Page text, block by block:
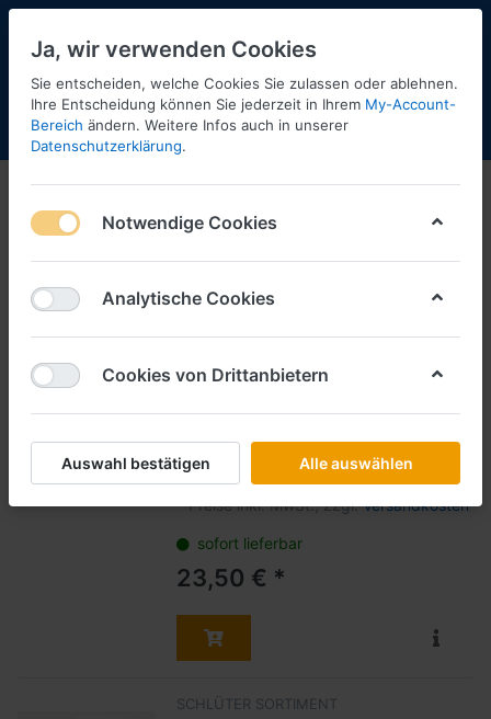
Menü Anmelden Shopaktualisierung
Scania
1-12 von 31
Filtern Sortieren
SCHLÜTER SORTIMENT
H053594004)
Art.-Nr. BM000581
* Preise inkl. MwSt., zzgl.Versandkosten
sofort lieferbar
23,50 € *
SCHLÜTER SORTIMENT
Ja, wir verwenden Cookies
Sie entscheiden, welche Cookies Sie zulassen oder ablehnen.
Ihre Entscheidung können Sie jederzeit in Ihrem My-Account-
Bereich ändern. Weitere Infos auch in unserer
Datenschutzerklärung.
Notwendige Cookies
Analytische Cookies
Cookies von Drittanbietern
Auswahl bestätigen Alle auswählen